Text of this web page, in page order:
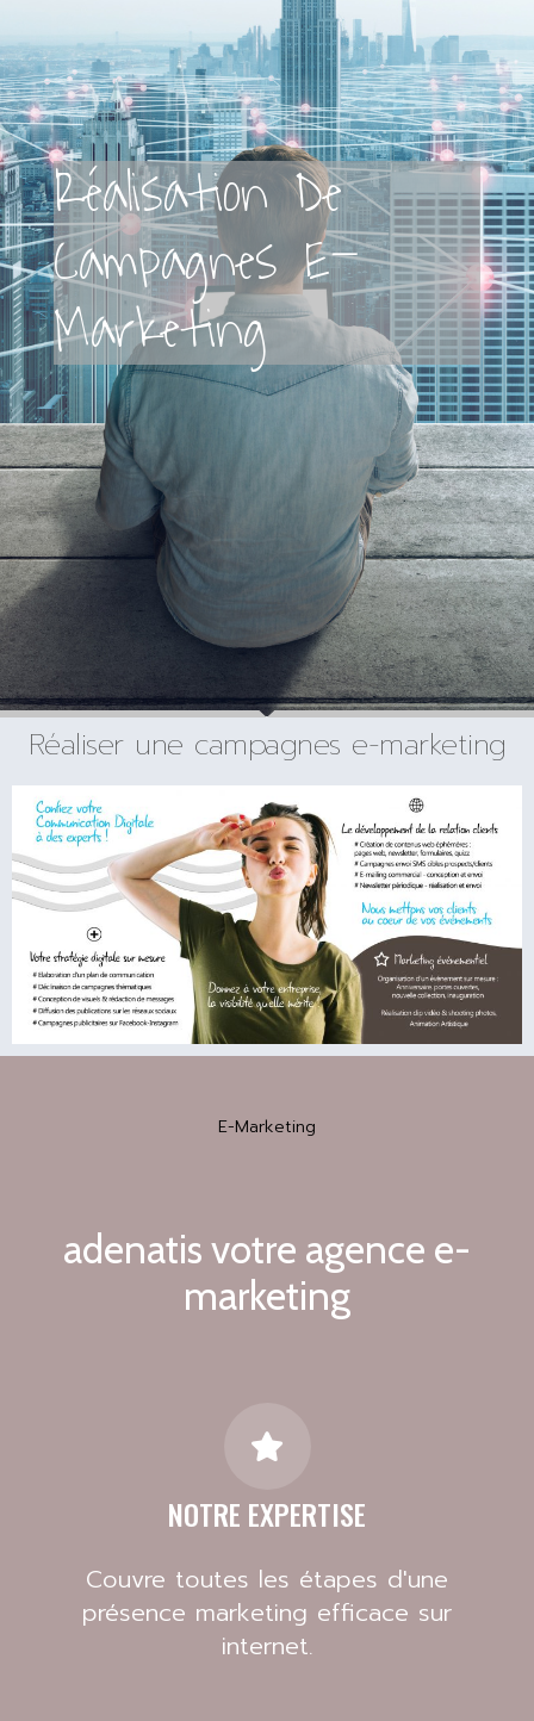
Réalisation De
Campagnes E-
Marketing
Réaliser une campagnes e-marketing
E-Marketing
adenatis votre agence e-
marketing
NOTRE EXPERTISE
Couvre toutes les étapes d'une
présence marketing efficace sur
internet.